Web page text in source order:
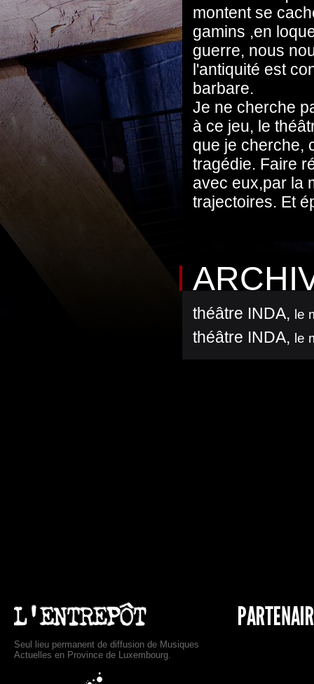
montent se
gamins ,en
guerre, nous
l'antiquité est
barbare.
Je ne cherche
à ce jeu, le
que je cherche,
tragédie. Faire
avec eux,par la
trajectoires. Et
théâtre INDA, le
théâtre INDA, le
Seul lieu permanent de diffusion de Musiques
Actuelles en Province de Luxembourg.